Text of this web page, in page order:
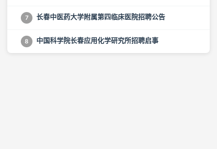
7 长春中医药大学附属第四临床医院招聘公告
8 中国科学院长春应用化学研究所招聘启事